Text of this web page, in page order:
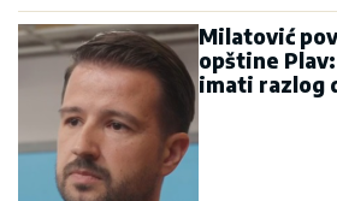
Milatović
opštine
imati razlog